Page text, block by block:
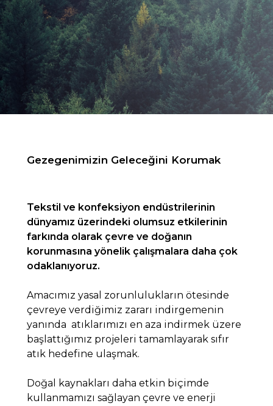
Gezegenimizin Geleceğini Korumak
Tekstil ve konfeksiyon endüstrilerinin
dünyamız üzerindeki olumsuz etkilerinin
farkında olarak çevre ve doğanın
korunmasına yönelik çalışmalara daha çok
odaklanıyoruz.
Amacımız yasal zorunlulukların ötesinde
çevreye verdiğimiz zararı indirgemenin
yanında atıklarımızı en aza indirmek üzere
başlattığımız projeleri tamamlayarak sıfır
atık hedefine ulaşmak.
Doğal kaynakları daha etkin biçimde
kullanmamızı sağlayan çevre ve enerji